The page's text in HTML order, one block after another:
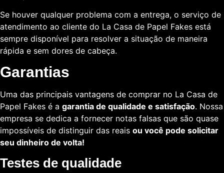
Se houver qualquer problema com a entrega, o serviço de
atendimento ao cliente do La Casa de Papel Fakes está
sempre disponível para resolver a situação de maneira
rápida e sem dores de cabeça.
Garantias
Uma das principais vantagens de comprar no La Casa de
Papel Fakes é a garantia de qualidade e satisfação. Nossa
empresa se dedica a fornecer notas falsas que são quase
impossíveis de distinguir das reais ou você pode solicitar
seu dinheiro de volta!
Testes de qualidade